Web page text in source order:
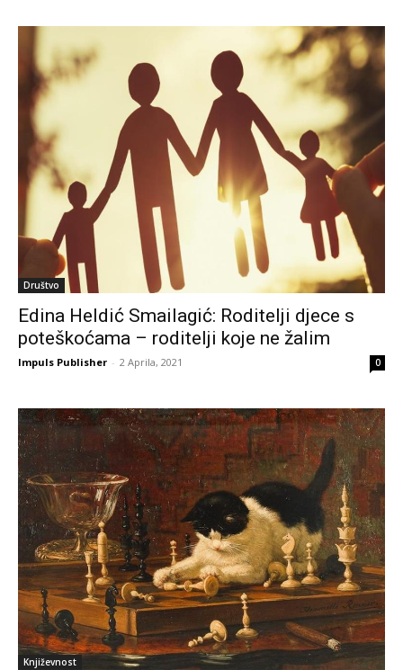
Društvo
Edina Heldić Smailagić: Roditelji djece s
poteškoćama – roditelji koje ne žalim
Impuls Publisher - 2 Aprila, 2021 0
Književnost